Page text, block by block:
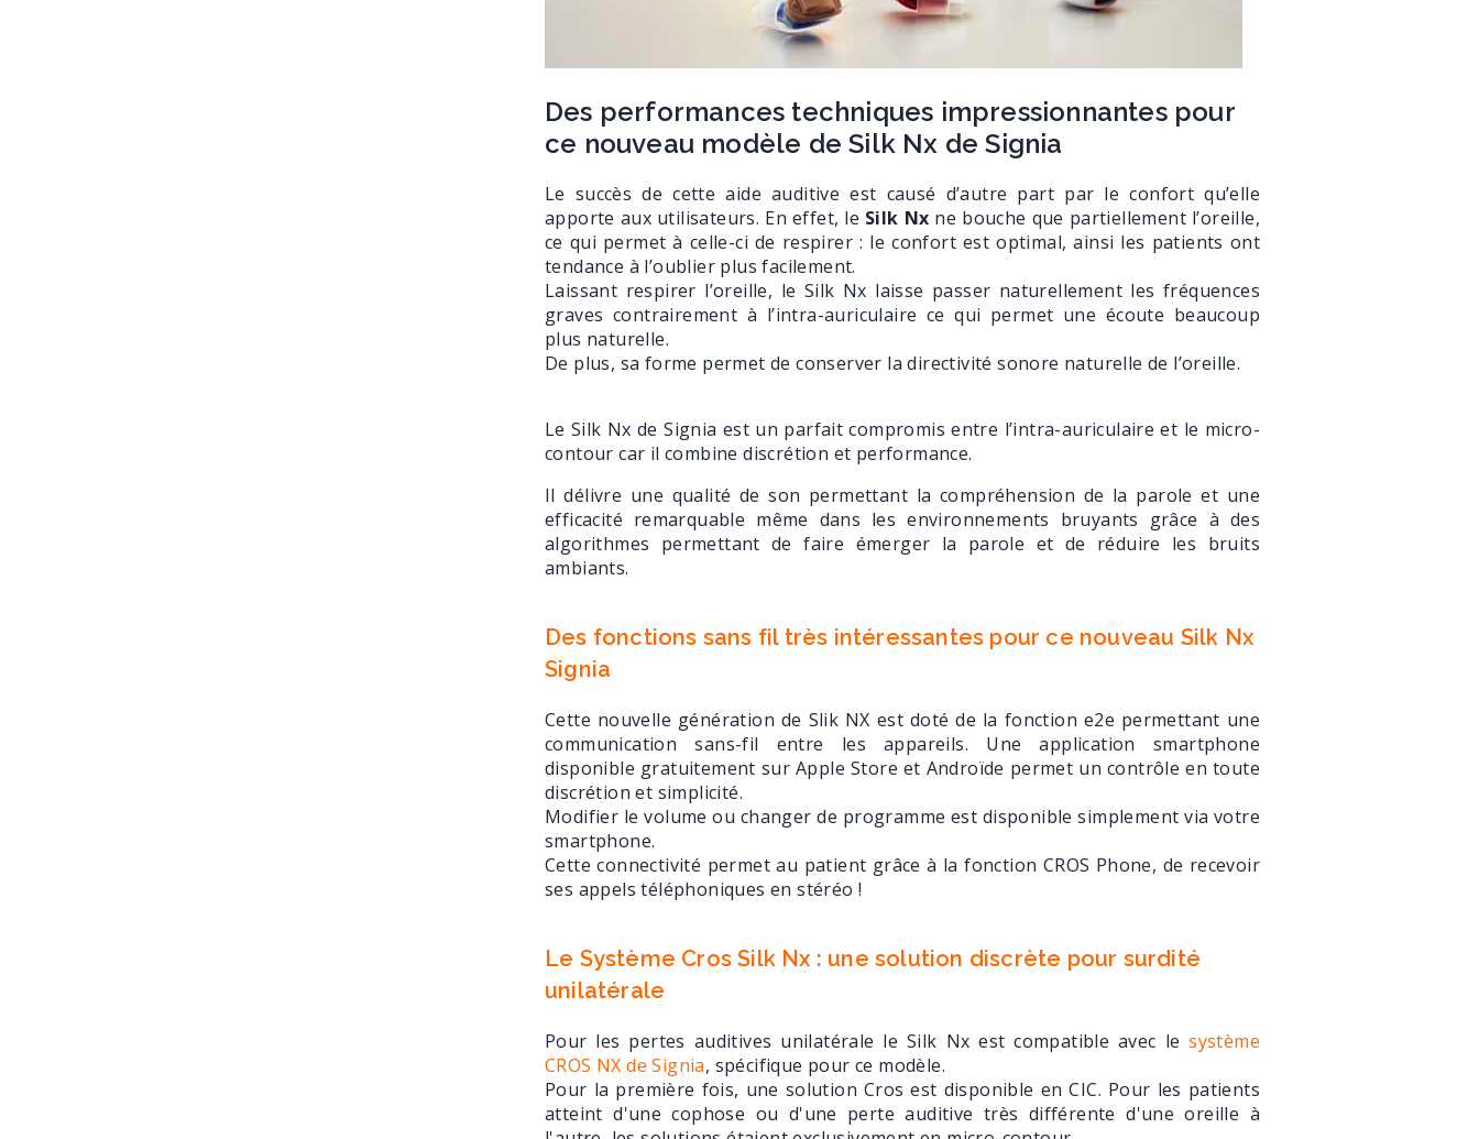
Des performances techniques impressionnantes pour
ce nouveau modèle de Silk Nx de Signia
Le succès de cette aide auditive est causé d’autre part par le confort qu’elle
apporte aux utilisateurs. En effet, le Silk Nx ne bouche que partiellement l’oreille,
ce qui permet à celle-ci de respirer : le confort est optimal, ainsi les patients ont
tendance à l’oublier plus facilement.
Laissant respirer l’oreille, le Silk Nx laisse passer naturellement les fréquences
graves contrairement à l’intra-auriculaire ce qui permet une écoute beaucoup
plus naturelle.
De plus, sa forme permet de conserver la directivité sonore naturelle de l’oreille.
Le Silk Nx de Signia est un parfait compromis entre l’intra-auriculaire et le micro-
contour car il combine discrétion et performance.
Il délivre une qualité de son permettant la compréhension de la parole et une
efficacité remarquable même dans les environnements bruyants grâce à des
algorithmes permettant de faire émerger la parole et de réduire les bruits
ambiants.
Des fonctions sans fil très intéressantes pour ce nouveau Silk Nx
Signia
Cette nouvelle génération de Slik NX est doté de la fonction e2e permettant une
communication sans-fil entre les appareils. Une application smartphone
disponible gratuitement sur Apple Store et Androïde permet un contrôle en toute
discrétion et simplicité.
Modifier le volume ou changer de programme est disponible simplement via votre
smartphone.
Cette connectivité permet au patient grâce à la fonction CROS Phone, de recevoir
ses appels téléphoniques en stéréo !
Le Système Cros Silk Nx : une solution discrète pour surdité
unilatérale
Pour les pertes auditives unilatérale le Silk Nx est compatible avec lesystème
CROS NX de Signia, spécifique pour ce modèle.
Pour la première fois, une solution Cros est disponible en CIC. Pour les patients
atteint d'une cophose ou d'une perte auditive très différente d'une oreille à